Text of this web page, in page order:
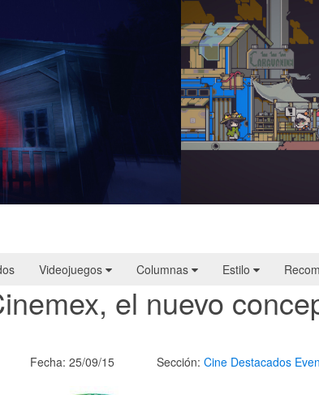
Videojuegos Columnas Estilo
el nuevo
Fecha: 25/09/15 Sección: Cine Destacados